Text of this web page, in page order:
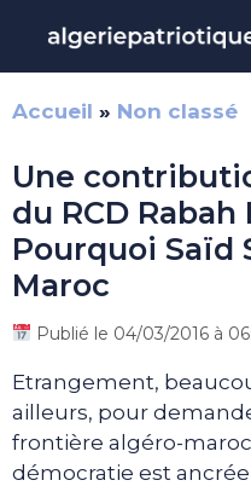
contenu
Accueil » Non classé
Une
du RCD
Pourquoi Saïd
Maroc
Publié le 04/03/2016 à
Etrangement,
ailleurs, pour
frontière algéro-
démocratie est